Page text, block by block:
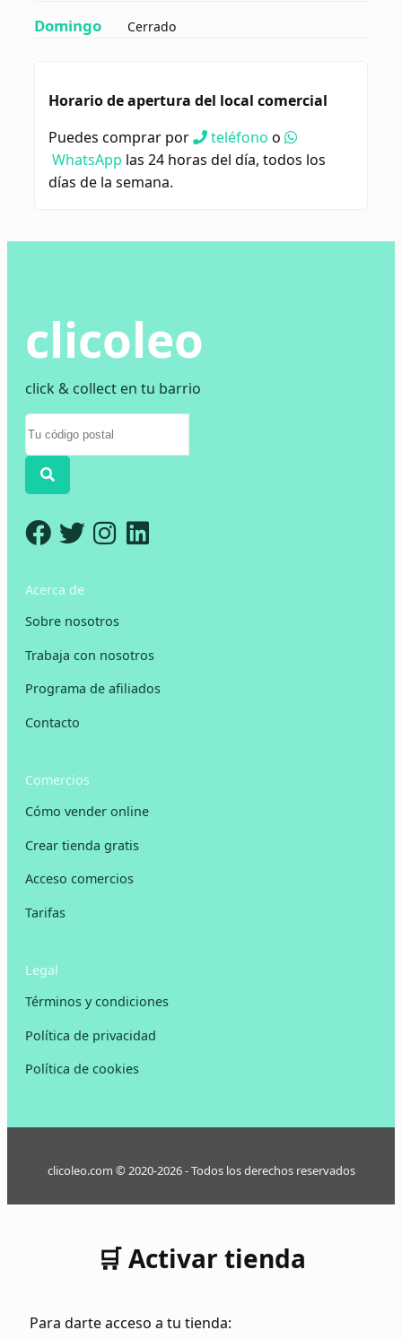
Domingo Cerrado
Horario de apertura del local comercial
Puedes comprar por
teléfono o
WhatsApp las 24 horas del día, todos los
días de la semana.
clicoleo
click & collect en tu barrio
Acerca de
Sobre nosotros
Trabaja con nosotros
Programa de afiliados
Contacto
Comercios
Cómo vender online
Crear tienda gratis
Acceso comercios
Tarifas
Legal
Términos y condiciones
Política de privacidad
Política de cookies
clicoleo.com © 2020-2026 - Todos los derechos reservados
🛒 Activar tienda
Para darte acceso a tu tienda: